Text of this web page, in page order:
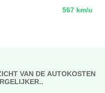
567 km/u
VAN DE AUTOKOSTEN